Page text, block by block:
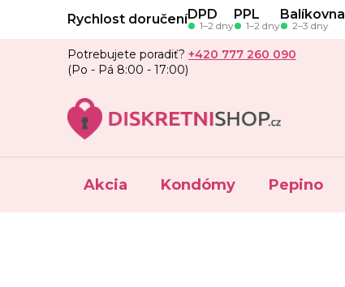
Rychlost doručeníDPD
1–2 dny
PPL
1–2 dny
Balíkovna
2–3 dny
Potrebujete poradiť? +420 777 260 090
(Po - Pá 8:00 - 17:00)
Akcia Kondómy Pepino